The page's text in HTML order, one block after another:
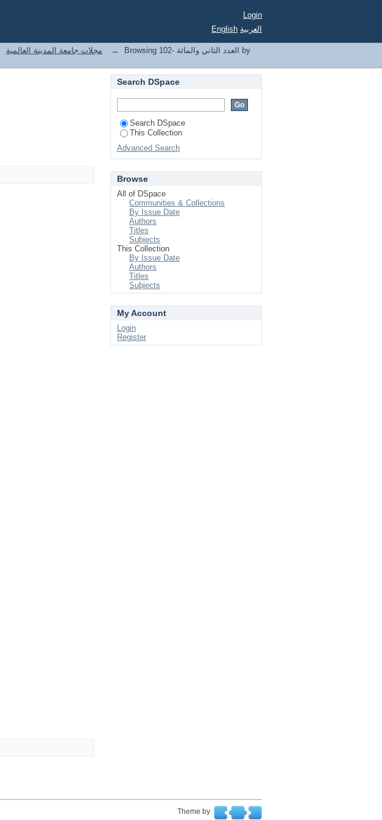
Login
English العربية
مجلات جامعة المدينة العالمية →
Browsing العدد الثاني والمائة -102 by
Search DSpace
Search DSpace
This Collection
Advanced Search
Browse
All of DSpace
Communities & Collections
By Issue Date
Authors
Titles
Subjects
This Collection
By Issue Date
Authors
Titles
Subjects
My Account
Login
Register
Theme by